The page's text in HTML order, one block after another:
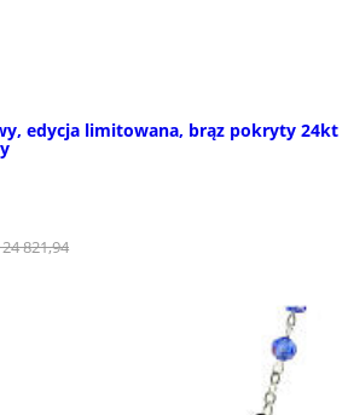
edycja limitowana, brąz pokryty 24kt
24 821,94